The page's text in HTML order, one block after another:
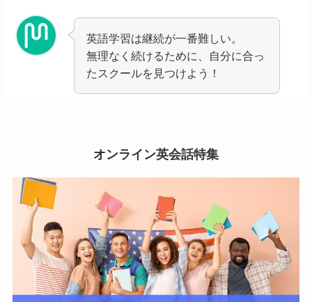
英語学習は継続が一番難しい。
無理なく続けるために、自分に合っ
たスクールを見つけよう！
オンライン英会話特集